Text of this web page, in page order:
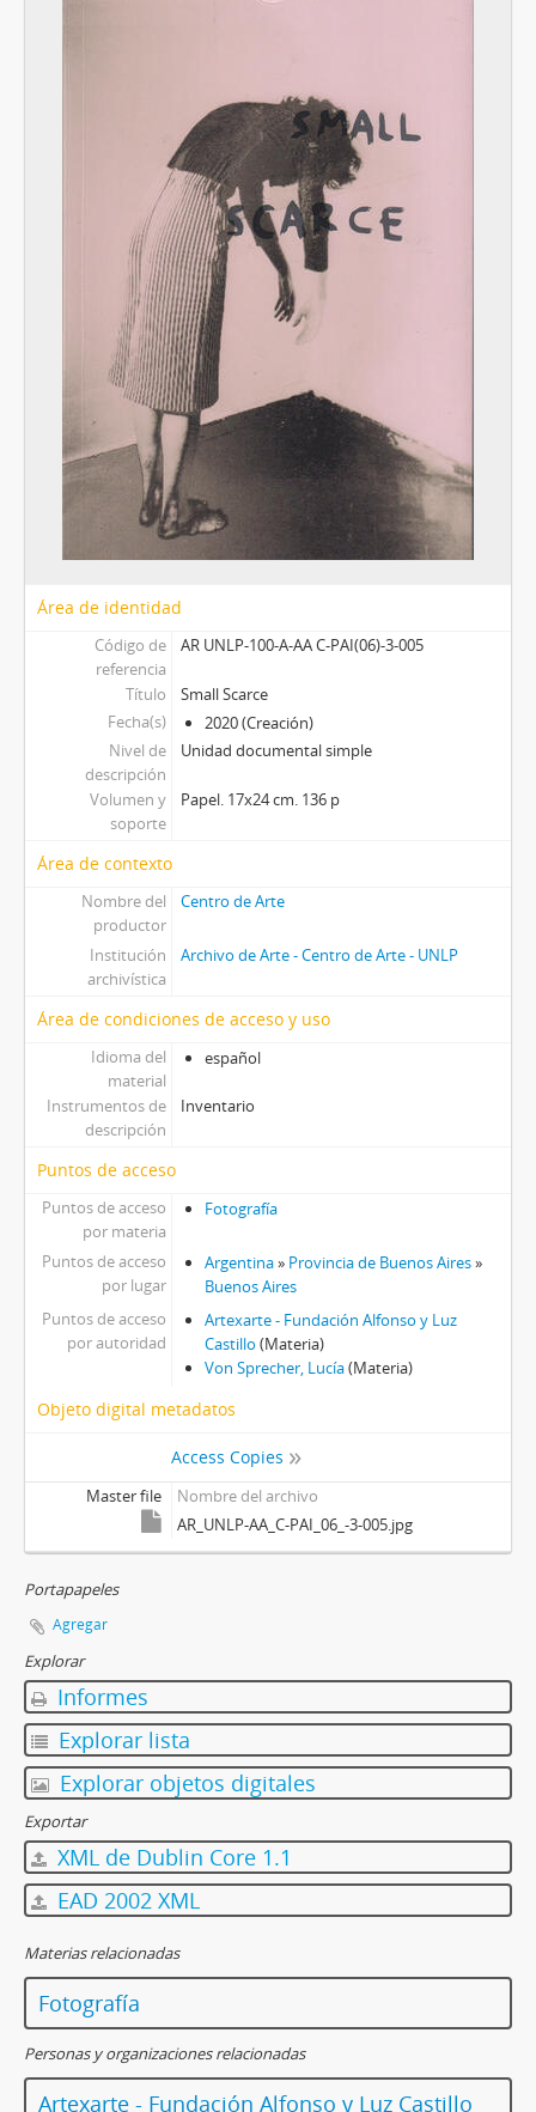
Área de identidad
Código de
referencia
AR UNLP-100-A-AA C-PAI(06)-3-005
Título
Small Scarce
Fecha(s)
2020 (Creación)
Nivel de
descripción
Unidad documental simple
Volumen y
soporte
Papel. 17x24 cm. 136 p
Área de contexto
Nombre del
productor
Centro de Arte
Institución
archivística
Archivo de Arte - Centro de Arte - UNLP
Área de condiciones de acceso y uso
Idioma del
material
español
Instrumentos de
descripción
Inventario
Puntos de acceso
Puntos de acceso
por materia
Fotografía
Puntos de acceso
por lugar
Argentina» Provincia de Buenos Aires»
Buenos Aires
Puntos de acceso
por autoridad
Artexarte - Fundación Alfonso y Luz
Castillo (Materia)
Von Sprecher, Lucía(Materia)
Objeto digital metadatos
Access Copies
Master file
Nombre del archivo
AR_UNLP-AA_C-PAI_06_-3-005.jpg
Portapapeles
Agregar
Explorar
Informes
Explorar lista
Explorar objetos digitales
Exportar
XML de Dublin Core 1.1
EAD 2002 XML
Materias relacionadas
Fotografía
Personas y organizaciones relacionadas
Artexarte - Fundación Alfonso y Luz Castillo